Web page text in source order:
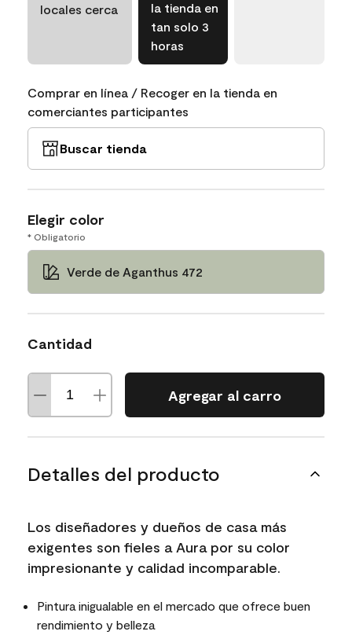
locales cerca
la tienda en
tan solo 3
horas
Comprar en línea / Recoger en la tienda en
comerciantes participantes
Buscar tienda
Elegir color
* Obligatorio
Verde de Aganthus 472
Cantidad
Agregar al carro
Detalles del producto
Los diseñadores y dueños de casa más
exigentes son fieles a Aura por su color
impresionante y calidad incomparable.
Pintura inigualable en el mercado que ofrece buen
rendimiento y belleza